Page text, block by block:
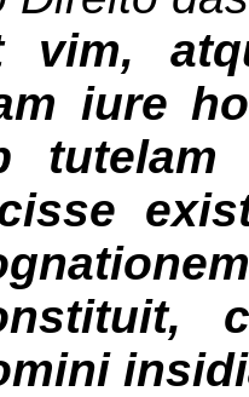
vim,
iure